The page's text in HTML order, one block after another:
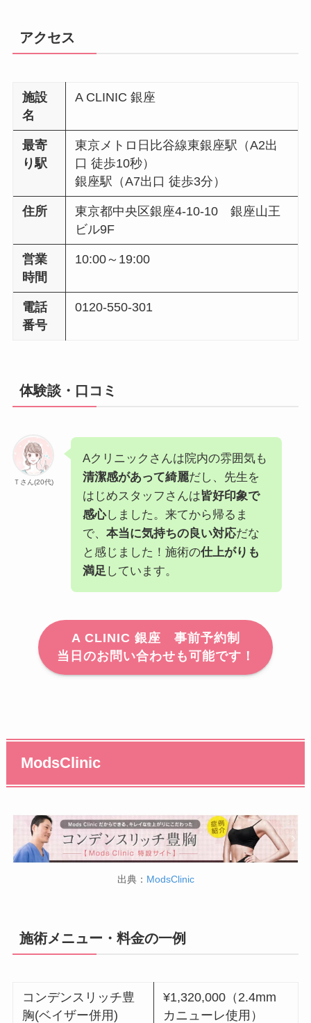
アクセス
施設
名
A CLINIC 銀座
最寄
り駅
東京メトロ日比谷線東銀座駅（A2出
口 徒歩10秒）
銀座駅（A7出口 徒歩3分）
住所
東京都中央区銀座4-10-10 銀座山王
ビル9F
営業
時間
10:00～19:00
電話
番号
0120-550-301
体験談・口コミ
Ｔさん(20代)
Aクリニックさんは院内の雰囲気も
清潔感があって綺麗だし、先生を
はじめスタッフさんは皆好印象で
感心しました。来てから帰るま
で、 本当に気持ちの良い対応だな
と感じました！施術の仕上がりも
満足しています。
A CLINIC 銀座 事前予約制
当日のお問い合わせも可能です！
ModsClinic
出典： ModsClinic
施術メニュー・料金の一例
コンデンスリッチ豊
胸(ベイザー併用)
¥1,320,000（2.4mm
カニューレ使用）